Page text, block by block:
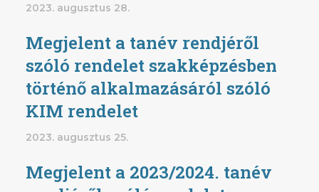
2023. augusztus 28.
Megjelent a tanév rendjéről
szóló rendelet szakképzésben
történő alkalmazásáról szóló
KIM rendelet
2023. augusztus 25.
Megjelent a 2023/2024. tanév